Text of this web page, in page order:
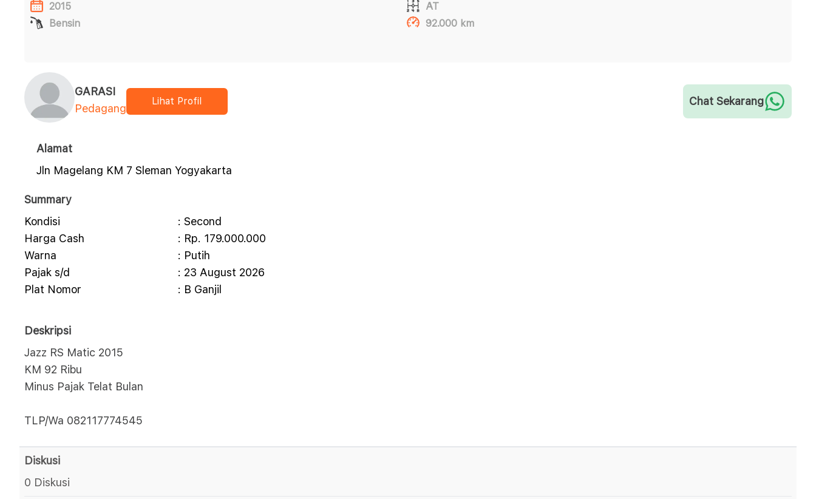
2015
AT
Bensin
92.000 km
GARASI
Pedagang
Lihat Profil Chat Sekarang
Alamat
Jln Magelang KM 7 Sleman Yogyakarta
Summary
Kondisi
: Second
Harga Cash
: Rp. 179.000.000
Warna
: Putih
Pajak s/d
: 23 August 2026
Plat Nomor
: B Ganjil
Deskripsi
Jazz RS Matic 2015
KM 92 Ribu
Minus Pajak Telat Bulan
TLP/Wa 082117774545
Diskusi
0 Diskusi